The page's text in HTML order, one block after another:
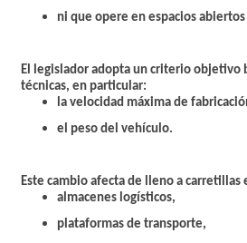
ni que opere en espacios
El legislador adopta un criterio objetivo
técnicas, en particular:
la velocidad máxima de
el peso del vehículo.
Este cambio afecta de lleno a carretillas
almacenes logísticos,
plataformas de transporte,